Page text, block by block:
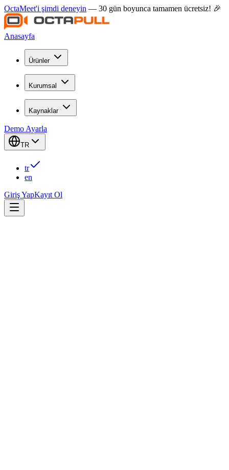
OctaMeet'i şimdi deneyin — 30 gün boyunca tamamen ücretsiz! 🎉
Anasayfa
Ürünler
Kurumsal
Kaynaklar
Demo Ayarla
TR
tr
en
Giriş YapKayıt Ol